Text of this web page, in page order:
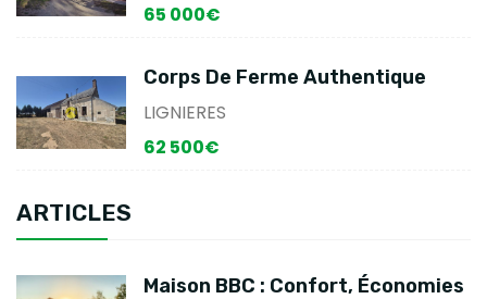
65 000€
Corps De Ferme Authentique
LIGNIERES
62 500€
ARTICLES
Maison BBC : Confort, Économies